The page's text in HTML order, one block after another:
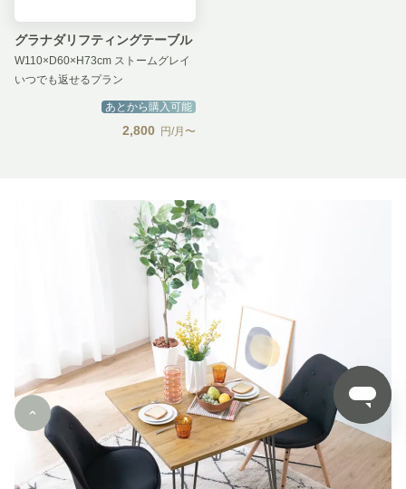
グラナダリフティングテーブル
W110×D60×H73cm ストームグレイ
いつでも返せるプラン
あとから購入可能
2,800 円/月〜